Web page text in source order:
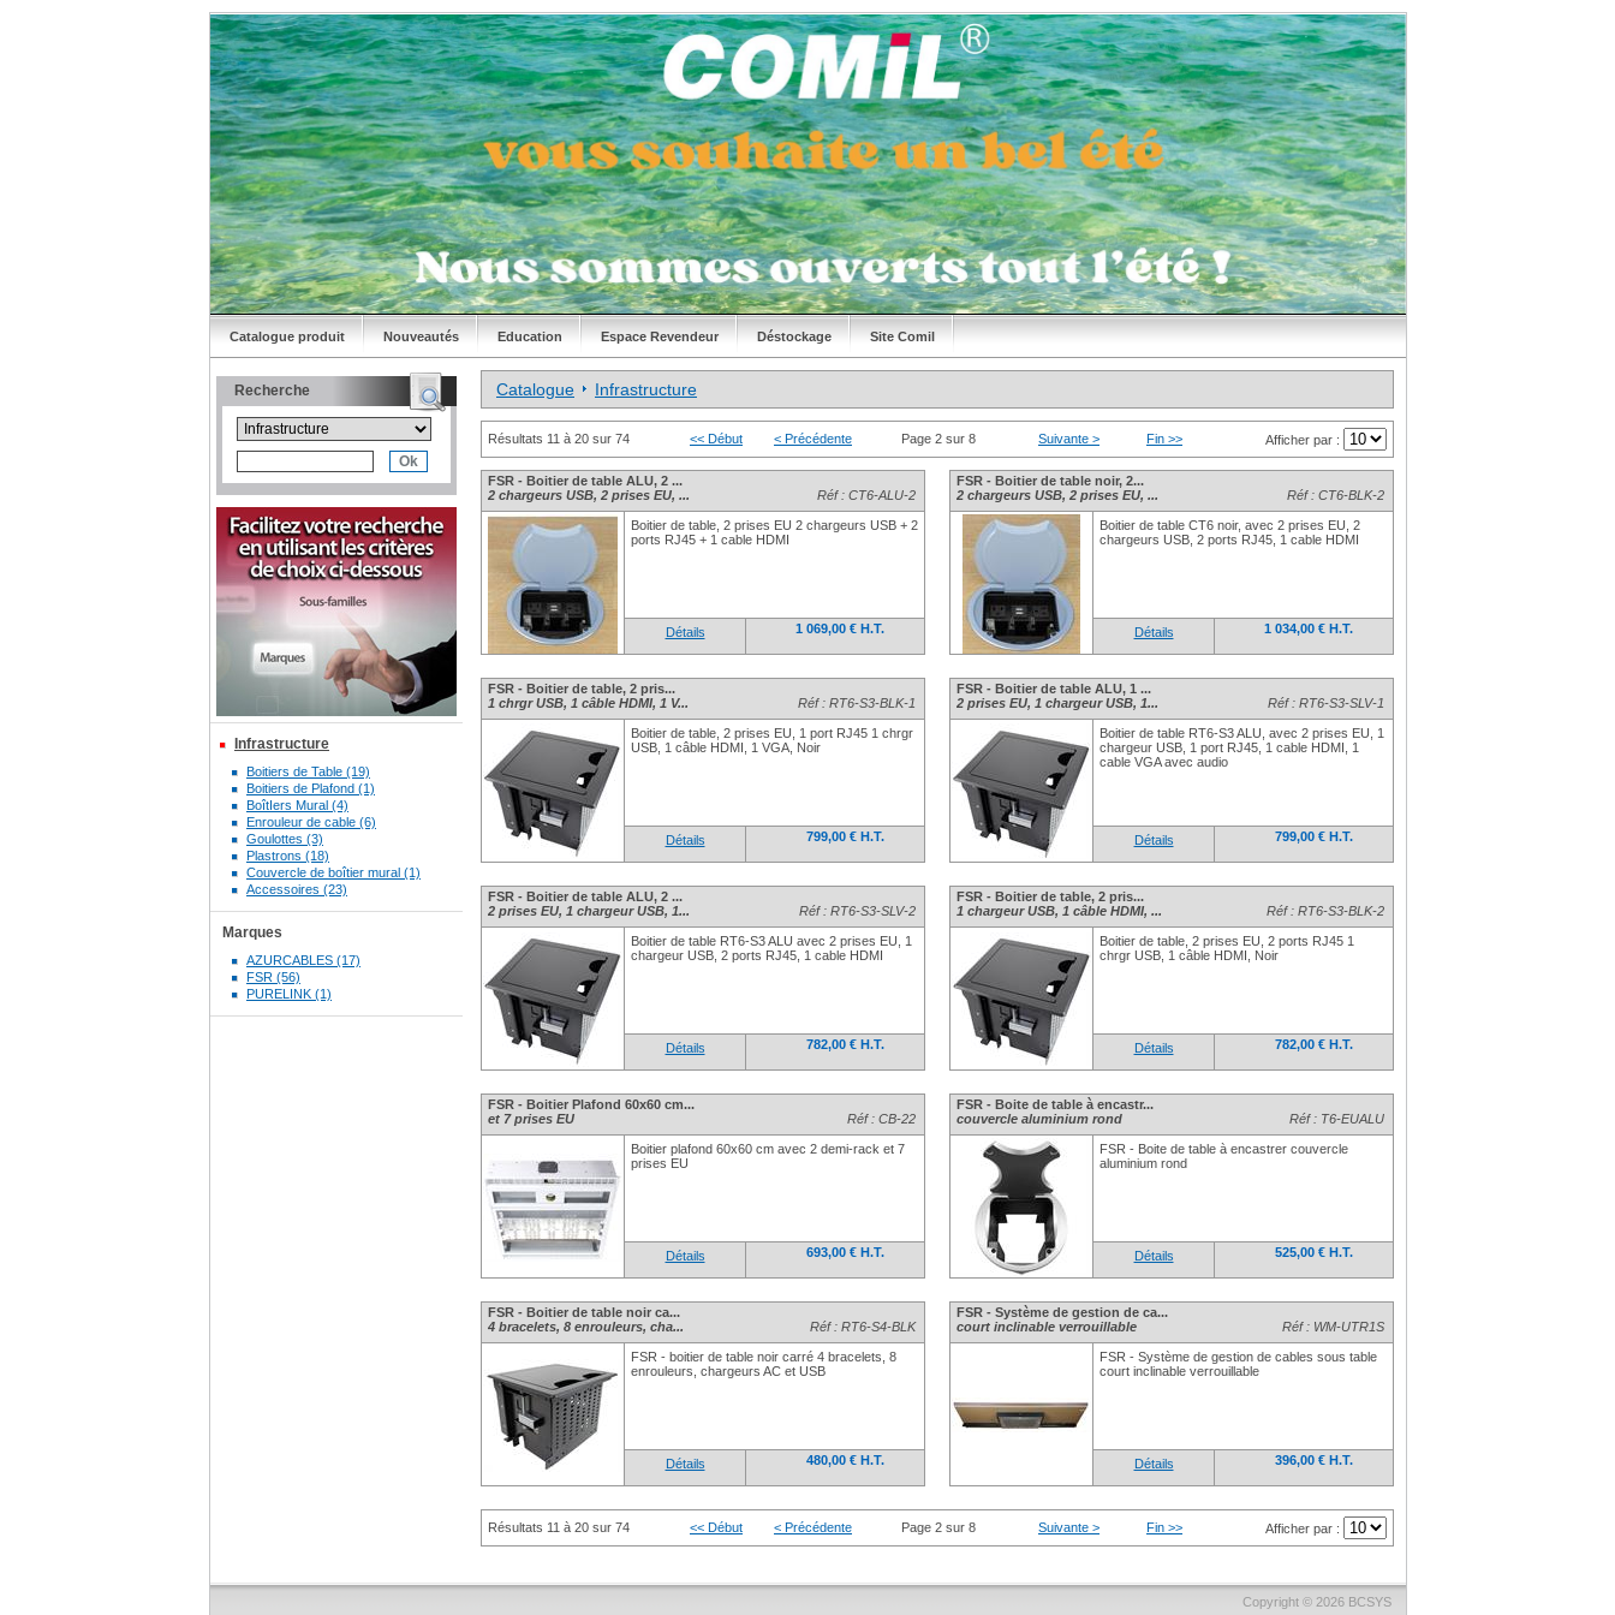
Catalogue produit Nouveautés Education Espace Revendeur Déstockage Site Comil
Recherche
Infrastructure
Boitiers de Table (19)
Boitiers de Plafond (1)
BoîtIers Mural (4)
Enrouleur de cable (6)
Goulottes (3)
Plastrons (18)
Couvercle de boîtier mural (1)
Accessoires (23)
Marques
AZURCABLES (17)
FSR (56)
PURELINK (1)
Catalogue Infrastructure
Résultats 11 à 20 sur 74 << Début < Précédente Page 2 sur 8 Suivante > Fin >> Afficher par :
FSR - Boitier de table ALU, 2 ...
2 chargeurs USB, 2 prises EU, ...
Réf : CT6-ALU-2
Boitier de table, 2 prises EU 2 chargeurs USB + 2
ports RJ45 + 1 cable HDMI
Détails 1 069,00 € H.T.
FSR - Boitier de table noir, 2...
2 chargeurs USB, 2 prises EU, ...
Réf : CT6-BLK-2
Boitier de table CT6 noir, avec 2 prises EU, 2
chargeurs USB, 2 ports RJ45, 1 cable HDMI
Détails 1 034,00 € H.T.
FSR - Boitier de table, 2 pris...
1 chrgr USB, 1 câble HDMI, 1 V...
Réf : RT6-S3-BLK-1
Boitier de table, 2 prises EU, 1 port RJ45 1 chrgr
USB, 1 câble HDMI, 1 VGA, Noir
Détails 799,00 € H.T.
FSR - Boitier de table ALU, 1 ...
2 prises EU, 1 chargeur USB, 1...
Réf : RT6-S3-SLV-1
Boitier de table RT6-S3 ALU, avec 2 prises EU, 1
chargeur USB, 1 port RJ45, 1 cable HDMI, 1
cable VGA avec audio
Détails 799,00 € H.T.
FSR - Boitier de table ALU, 2 ...
2 prises EU, 1 chargeur USB, 1...
Réf : RT6-S3-SLV-2
Boitier de table RT6-S3 ALU avec 2 prises EU, 1
chargeur USB, 2 ports RJ45, 1 cable HDMI
Détails 782,00 € H.T.
FSR - Boitier de table, 2 pris...
1 chargeur USB, 1 câble HDMI, ...
Réf : RT6-S3-BLK-2
Boitier de table, 2 prises EU, 2 ports RJ45 1
chrgr USB, 1 câble HDMI, Noir
Détails 782,00 € H.T.
FSR - Boitier Plafond 60x60 cm...
et 7 prises EU
Réf : CB-22
Boitier plafond 60x60 cm avec 2 demi-rack et 7
prises EU
Détails 693,00 € H.T.
FSR - Boite de table à encastr...
couvercle aluminium rond
Réf : T6-EUALU
FSR - Boite de table à encastrer couvercle
aluminium rond
Détails 525,00 € H.T.
FSR - Boitier de table noir ca...
4 bracelets, 8 enrouleurs, cha...
Réf : RT6-S4-BLK
FSR - boitier de table noir carré 4 bracelets, 8
enrouleurs, chargeurs AC et USB
Détails 480,00 € H.T.
FSR - Système de gestion de ca...
court inclinable verrouillable
Réf : WM-UTR1S
FSR - Système de gestion de cables sous table
court inclinable verrouillable
Détails 396,00 € H.T.
Résultats 11 à 20 sur 74 << Début < Précédente Page 2 sur 8 Suivante > Fin >> Afficher par :
Copyright © 2026 BCSYS